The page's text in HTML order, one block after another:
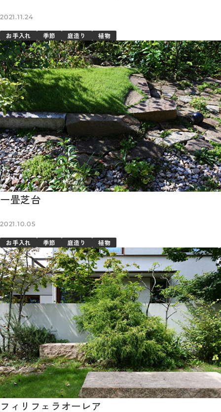
2021.11.24
お手入れ 季節 庭造り 植物
一畳芝台
2021.10.05
お手入れ 季節 庭造り 植物
フィリフェラオーレア